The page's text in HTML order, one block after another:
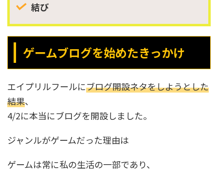
結び
ゲームブログを始めたきっかけ
エイプリルフールにブログ開設ネタをしようとした
結果、
4/2に本当にブログを開設しました。
ジャンルがゲームだった理由は
ゲームは常に私の生活の一部であり、